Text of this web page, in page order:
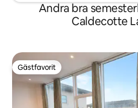
Andra bra
Caldecotte
Gästfavorit
Gästfavorit